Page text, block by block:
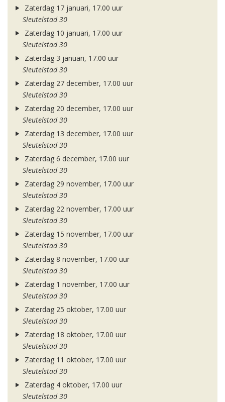
Zaterdag 17 januari, 17.00 uur
Sleutelstad 30
Zaterdag 10 januari, 17.00 uur
Sleutelstad 30
Zaterdag 3 januari, 17.00 uur
Sleutelstad 30
Zaterdag 27 december, 17.00 uur
Sleutelstad 30
Zaterdag 20 december, 17.00 uur
Sleutelstad 30
Zaterdag 13 december, 17.00 uur
Sleutelstad 30
Zaterdag 6 december, 17.00 uur
Sleutelstad 30
Zaterdag 29 november, 17.00 uur
Sleutelstad 30
Zaterdag 22 november, 17.00 uur
Sleutelstad 30
Zaterdag 15 november, 17.00 uur
Sleutelstad 30
Zaterdag 8 november, 17.00 uur
Sleutelstad 30
Zaterdag 1 november, 17.00 uur
Sleutelstad 30
Zaterdag 25 oktober, 17.00 uur
Sleutelstad 30
Zaterdag 18 oktober, 17.00 uur
Sleutelstad 30
Zaterdag 11 oktober, 17.00 uur
Sleutelstad 30
Zaterdag 4 oktober, 17.00 uur
Sleutelstad 30